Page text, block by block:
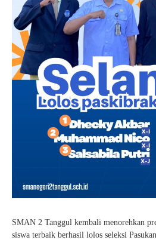
SMAN 2 Tanggul kembali menorehkan
siswa terbaik berhasil lolos seleksi